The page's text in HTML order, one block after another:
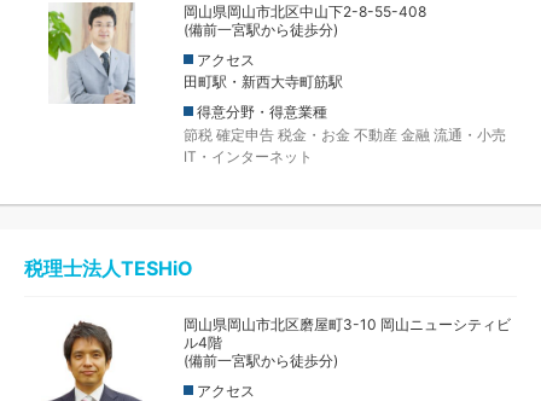
岡山県岡山市北区中山下2-8-55-408
(備前一宮駅から徒歩分)
アクセス
田町駅・新西大寺町筋駅
得意分野・得意業種
節税 確定申告 税金・お金 不動産 金融 流通・小売
IT・インターネット
税理士法人TESHiO
岡山県岡山市北区磨屋町3-10 岡山ニューシティビ
ル4階
(備前一宮駅から徒歩分)
アクセス